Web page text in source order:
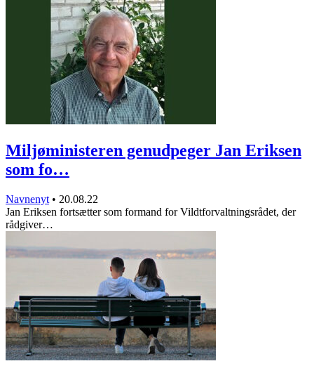
Miljøministeren genudpeger Jan Eriksen
som fo…
Navnenyt • 20.08.22
Jan Eriksen fortsætter som formand for Vildtforvaltningsrådet, der
rådgiver…